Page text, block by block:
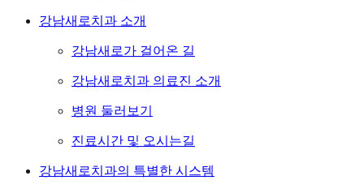
강남새로치과 소개
강남새로가 걸어온 길
강남새로치과 의료진 소개
병원 둘러보기
진료시간 및 오시는길
강남새로치과의 특별한 시스템